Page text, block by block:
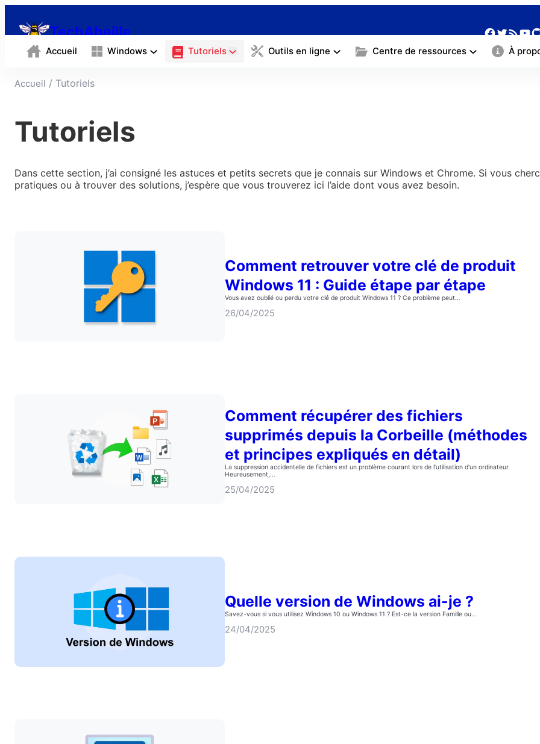
contenu
TechAbeille Flux RSS
Accueil Windows Tutoriels Outils en ligne Centre de ressources À
Accueil / Tutoriels
Tutoriels
Dans cette section, j’ai consigné les astuces et petits secrets que je connais sur Windows et Chrome. Si vous
pratiques ou à trouver des solutions, j’espère que vous trouverez ici l’aide dont vous avez besoin.
Comment retrouver votre clé de produit
Windows 11 : Guide étape par étape
Vous avez oublié ou perdu votre clé de produit Windows 11 ? Ce problème peut…
26/04/2025
Comment récupérer des fichiers
supprimés depuis la Corbeille (méthodes
et principes expliqués en détail)
La suppression accidentelle de fichiers est un problème courant lors de l’utilisation d’un ordinateur.
Heureusement,…
25/04/2025
Quelle version de Windows ai-je ?
Savez-vous si vous utilisez Windows 10 ou Windows 11 ? Est-ce la version Famille ou…
24/04/2025